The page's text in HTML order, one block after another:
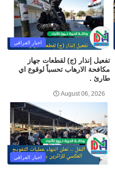
اخبار العراقي
تفعيل إنذار (ج) لقطعات جهاز
مكافحة الارهاب تحسباً لوقوع اي
طارئ .
August 06, 2026
اخبار العراقي